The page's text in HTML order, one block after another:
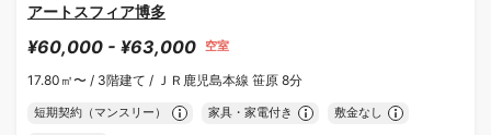
アートスフィア博多
¥60,000 - ¥63,000 空室
17.80㎡〜 / 3階建て / ＪＲ鹿児島本線 笹原 8分
短期契約（マンスリー） 家具・家電付き 敷金なし